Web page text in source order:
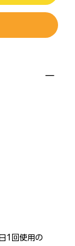
1回使用の